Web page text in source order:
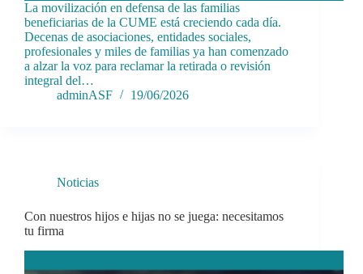
La movilización en defensa de las familias
beneficiarias de la CUME está creciendo cada día.
Decenas de asociaciones, entidades sociales,
profesionales y miles de familias ya han comenzado
a alzar la voz para reclamar la retirada o revisión
integral del…
adminASF
19/06/2026
Noticias
Con nuestros hijos e hijas no se juega: necesitamos
tu firma